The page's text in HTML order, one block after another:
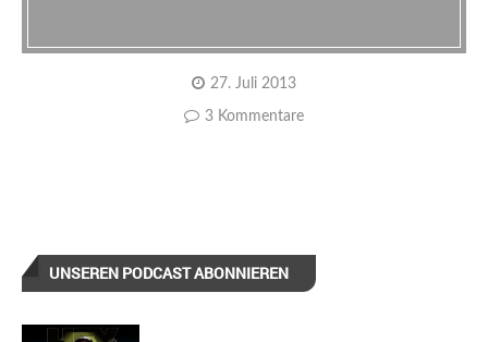
27. Juli 2013
3 Kommentare
UNSEREN PODCAST ABONNIEREN